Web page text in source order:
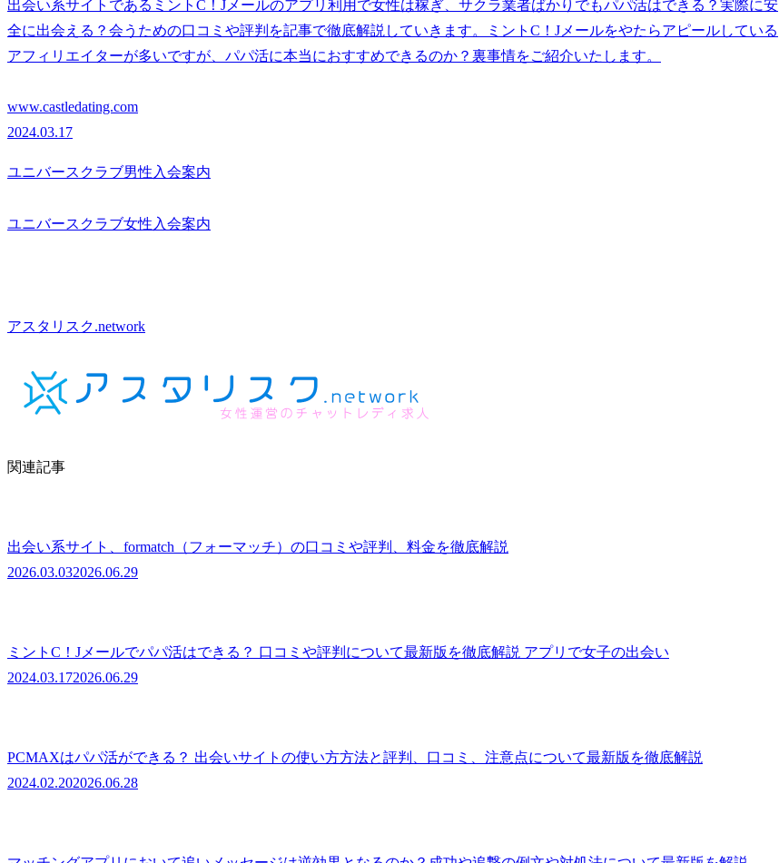
出会い系サイトであるミントC！Jメールのアプリ利用で女性は稼ぎ、サクラ業者ばかりでもパパ活はできる？実際に安
全に出会える？会うための口コミや評判を記事で徹底解説していきます。ミントC！Jメールをやたらアピールしている
アフィリエイターが多いですが、パパ活に本当におすすめできるのか？裏事情をご紹介いたします。
www.castledating.com
2024.03.17
ユニバースクラブ男性入会案内
ユニバースクラブ女性入会案内
アスタリスク.network
関連記事
出会い系サイト、formatch（フォーマッチ）の口コミや評判、料金を徹底解説
2026.03.032026.06.29
ミントC！Jメールでパパ活はできる？ 口コミや評判について最新版を徹底解説 アプリで女子の出会い
2024.03.172026.06.29
PCMAXはパパ活ができる？ 出会いサイトの使い方方法と評判、口コミ、注意点について最新版を徹底解説
2024.02.202026.06.28